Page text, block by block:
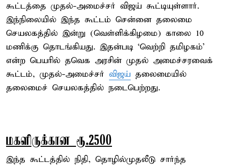
கூட்டத்தை முதல்-அமைச்சர் விஜய் கூட்டியுள்ளார்.
இந்நிலையில் இந்த கூட்டம் சென்னை தலைமை
செயலகத்தில் இன்று (வெள்ளிக்கிழமை) காலை 10
மணிக்கு தொடங்கியது. இதன்படி ‘வெற்றி தமிழகம்’
என்ற பெயரில் தவெக அரசின் முதல் அமைச்சரவைக்
கூட்டம், முதல்-அமைச்சர் விஜய் தலைமையில்
தலைமைச் செயலகத்தில் நடைபெற்றது.
மகளிருக்கான ரூ.2500
இந்த கூட்டத்தில் நிதி, தொழில்முதலீடு சார்ந்த